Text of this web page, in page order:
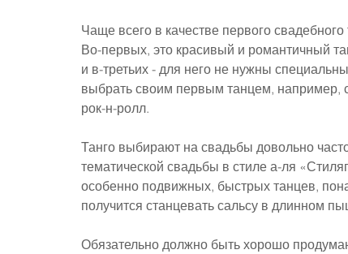
Чаще всего в качестве первого
Во-первых, это красивый и романтичный
и в-третьих - для него не нужны
выбрать своим первым танцем, например,
рок-н-ролл.
Танго выбирают на свадьбы довольно
тематической свадьбы в стиле а-ля
особенно подвижных, быстрых танцев,
получится станцевать сальсу в длинном
Обязательно должно быть хорошо